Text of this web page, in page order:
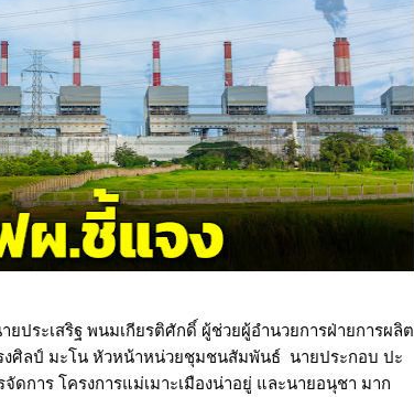
ประเสริฐ พนมเกียรติศักดิ์ ผู้ช่วยผู้อำนวยการฝ่ายการผลิต
งศิลป์ มะโน หัวหน้าหน่วยชุมชนสัมพันธ์  นายประกอบ ปะ
ดการ โครงการแม่เมาะเมืองน่าอยู่ และนายอนุชา มาก